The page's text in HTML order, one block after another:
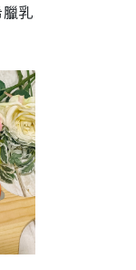
乳